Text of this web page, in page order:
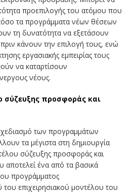
προεπιλογής του ατόμου που
τα προγράμματα νέων θέσεων
τη δυνατότητα να εξετάσουν
κάνουν την επιλογή τους, ενώ
εργασιακής εμπειρίας τους
να καταρτίσουν
νέους.
σύζευξης προσφοράς και
των προγραμμάτων
τα μέγιστα στη δημιουργία
σύζευξης προσφοράς και
αποτελεί ένα από τα βασικά
προγράμματος
επιχειρησιακού μοντέλου του